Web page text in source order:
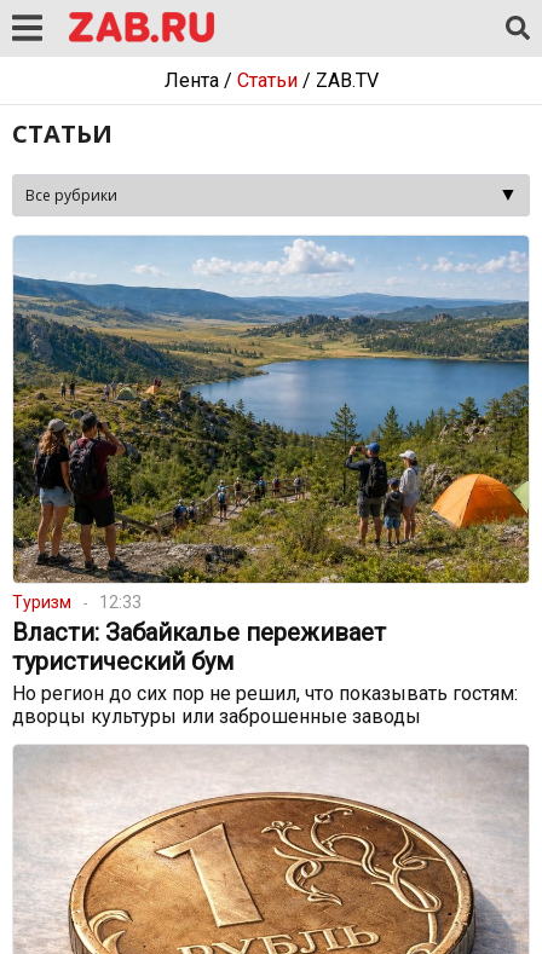
Лента/ Статьи/ ZAB.TV
СТАТЬИ
Туризм 12:33
Власти: Забайкалье переживает
туристический бум
Но регион до сих пор не решил, что показывать гостям:
дворцы культуры или заброшенные заводы